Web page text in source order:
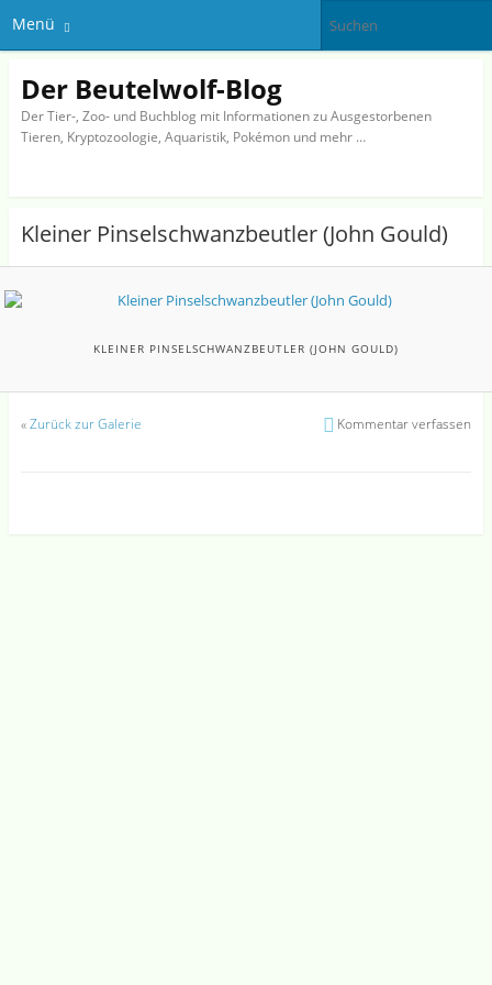
Menü
Der Beutelwolf-Blog
Der Tier-, Zoo- und Buchblog mit Informationen zu Ausgestorbenen
Tieren, Kryptozoologie, Aquaristik, Pokémon und mehr …
Kleiner Pinselschwanzbeutler (John Gould)
KLEINER PINSELSCHWANZBEUTLER (JOHN GOULD)
«Zurück zur Galerie Kommentar verfassen